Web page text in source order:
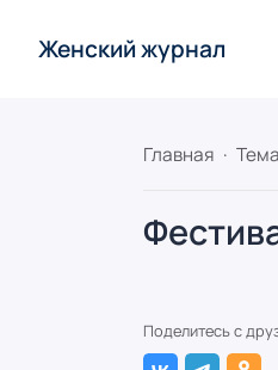
Женский журнал
Главная
Поделитесь с